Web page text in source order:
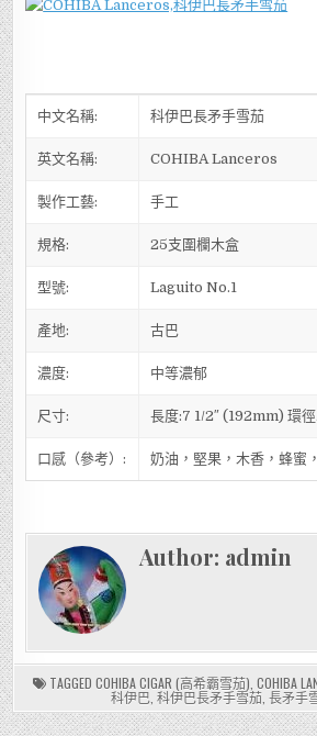
中文名稱: 科伊巴長矛手雪茄
英文名稱: COHIBA Lanceros
製作工藝: 手工
規格: 25支圍欄木盒
型號: Laguito No.1
產地: 古巴
濃度: 中等濃郁
尺寸: 長度:7 1/2″ (192mm) 環
口感（參考）: 奶油，堅果，木香，蜂蜜
Author: admin
TAGGED COHIBA CIGAR (高希霸雪茄) COHIBA
科伊巴 科伊巴長矛手雪茄 長矛手